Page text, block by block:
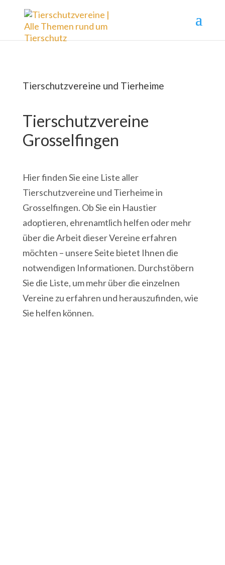
Tierschutzvereine und Tierheime
Tierschutzvereine
Grosselfingen
Hier finden Sie eine Liste aller
Tierschutzvereine und Tierheime in
Grosselfingen. Ob Sie ein Haustier
adoptieren, ehrenamtlich helfen oder mehr
über die Arbeit dieser Vereine erfahren
möchten – unsere Seite bietet Ihnen die
notwendigen Informationen. Durchstöbern
Sie die Liste, um mehr über die einzelnen
Vereine zu erfahren und herauszufinden, wie
Sie helfen können.